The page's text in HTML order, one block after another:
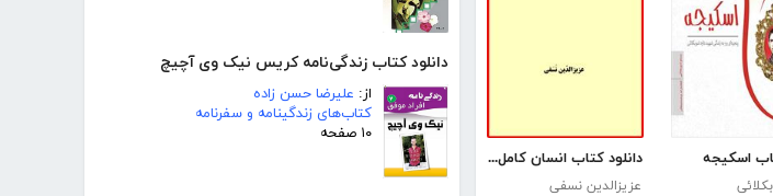
دانلود کتاب زندگی‌نامه کریس نیک وی آچیچ
از: علیرضا حسن زاده
کتاب‌های زندگینامه و سفرنامه
۱۰ صفحه
اسکیجه دانلود کتاب انسان کامل عزیزالدین نسفی
عزیزالدین نسفی